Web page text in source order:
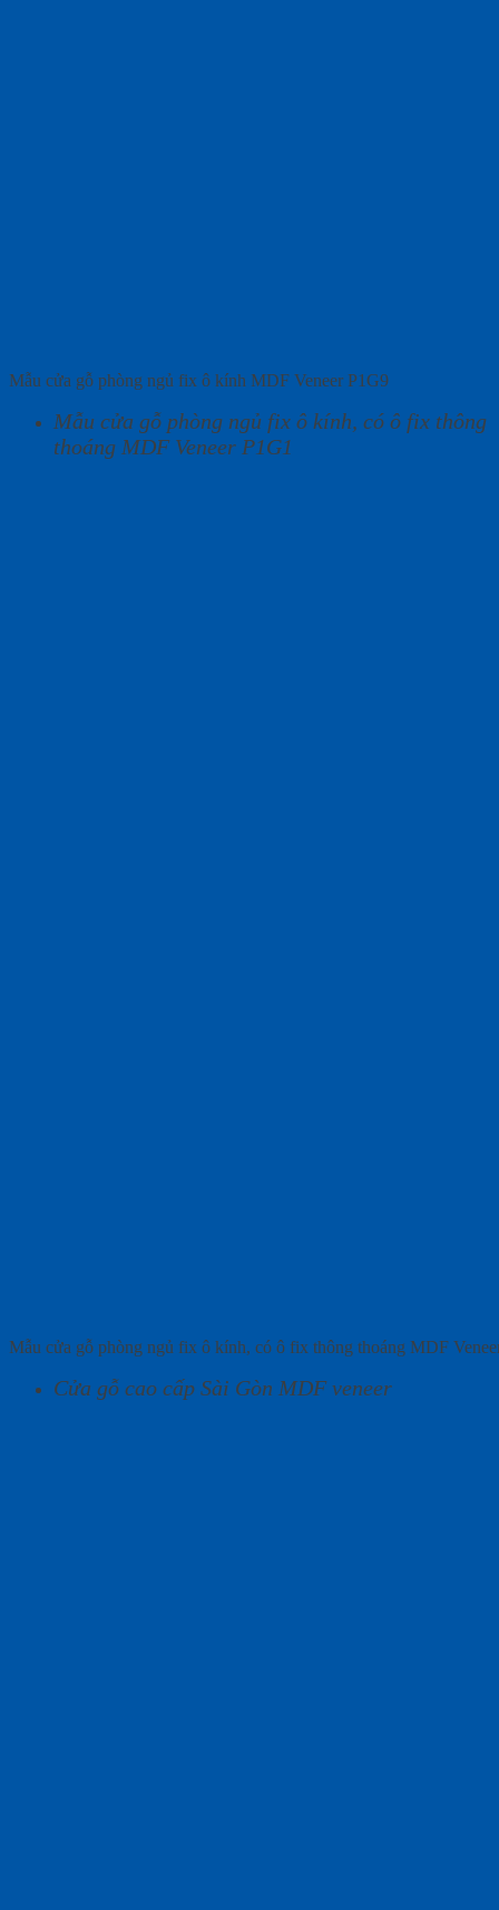
Mẫu cửa gỗ phòng ngủ fix ô kính MDF Veneer P1G9
Mẫu cửa gỗ phòng ngủ fix ô kính, có ô fix thông
thoáng MDF Veneer P1G1
Mẫu cửa gỗ phòng ngủ fix ô kính, có ô fix thông thoáng MDF
Cửa gỗ cao cấp Sài Gòn MDF veneer